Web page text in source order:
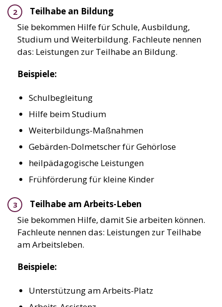
Teilhabe an Bildung
Sie bekommen Hilfe für Schule, Ausbildung,
Studium und Weiterbildung. Fachleute nennen
das: Leistungen zur Teilhabe an Bildung.
Beispiele:
Schulbegleitung
Hilfe beim Studium
Weiterbildungs-Maßnahmen
Gebärden-Dolmetscher für Gehörlose
heilpädagogische Leistungen
Frühförderung für kleine Kinder
Teilhabe am Arbeits-Leben
Sie bekommen Hilfe, damit Sie arbeiten können.
Fachleute nennen das: Leistungen zur Teilhabe
am Arbeitsleben.
Beispiele:
Unterstützung am Arbeits-Platz